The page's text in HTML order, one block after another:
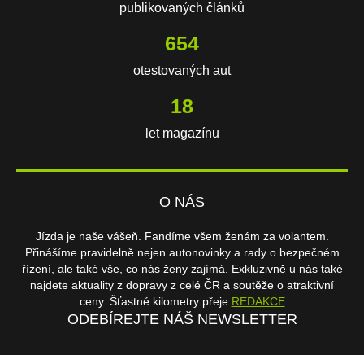
publikovaných článků
654
otestovaných aut
18
let magazínu
O NÁS
Jízda je naše vášeň. Fandíme všem ženám za volantem.
Přinášíme pravidelně nejen autonovinky a rady o bezpečném
řízení, ale také vše, co nás ženy zajímá. Exkluzivně u nás také
najdete aktuality z dopravy z celé ČR a soutěže o atraktivní
ceny. Šťastné kilometry přeje REDAKCE
ODEBÍREJTE NÁŠ NEWSLETTER